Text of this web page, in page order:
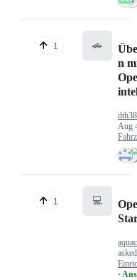
1 🚗
n
Aug
1 💻
·